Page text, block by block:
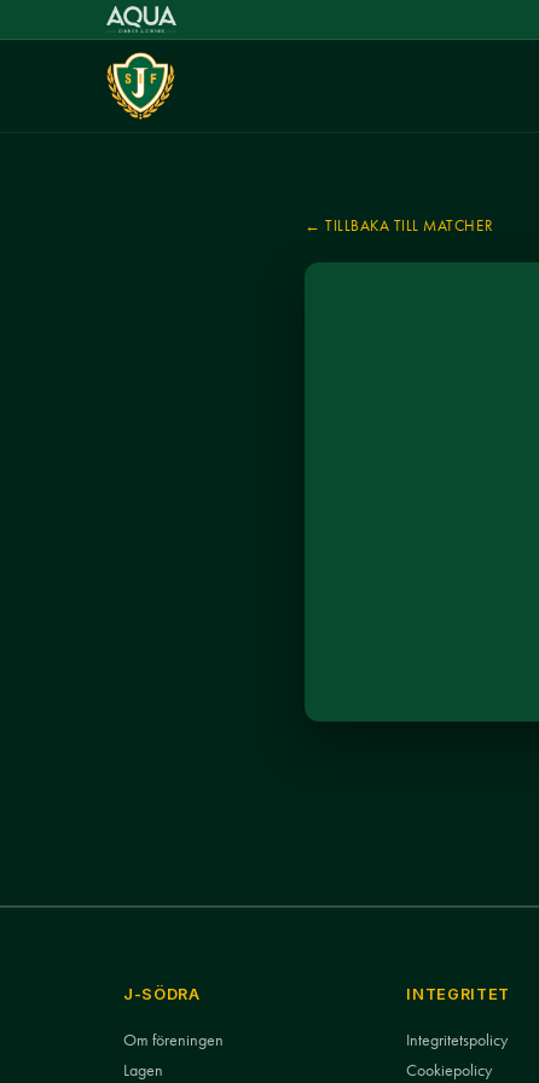
← TILLBAKA TILL MATCHER
J-SÖDRA
Om föreningen
Lagen
INTEGRITET
Integritetspolicy
Cookiepolicy